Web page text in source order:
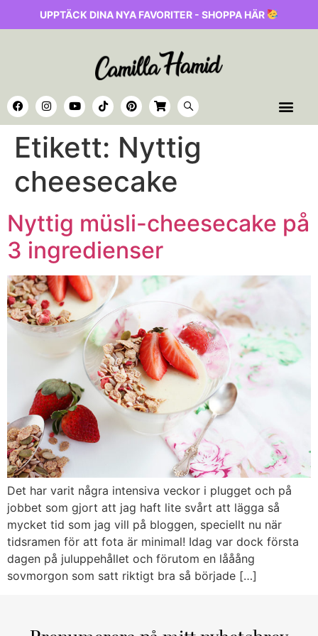
UPPTÄCK DINA NYA FAVORITER - SHOPPA HÄR
Etikett: Nyttig
cheesecake
Nyttig müsli-cheesecake på
3 ingredienser
Det har varit några intensiva veckor i plugget och på
jobbet som gjort att jag haft lite svårt att lägga så
mycket tid som jag vill på bloggen, speciellt nu när
tidsramen för att fota är minimal! Idag var dock första
dagen på juluppehållet och förutom en lååång
sovmorgon som satt riktigt bra så började […]